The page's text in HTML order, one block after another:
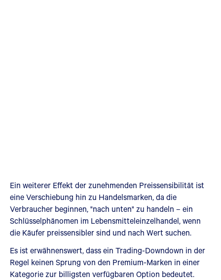
Ein weiterer Effekt der zunehmenden Preissensibilität ist
eine Verschiebung hin zu Handelsmarken, da die
Verbraucher beginnen, "nach unten" zu handeln – ein
Schlüsselphänomen im Lebensmitteleinzelhandel, wenn
die Käufer preissensibler sind und nach Wert suchen.
Es ist erwähnenswert, dass ein Trading-Downdown in der
Regel keinen Sprung von den Premium-Marken in einer
Kategorie zur billigsten verfügbaren Option bedeutet.